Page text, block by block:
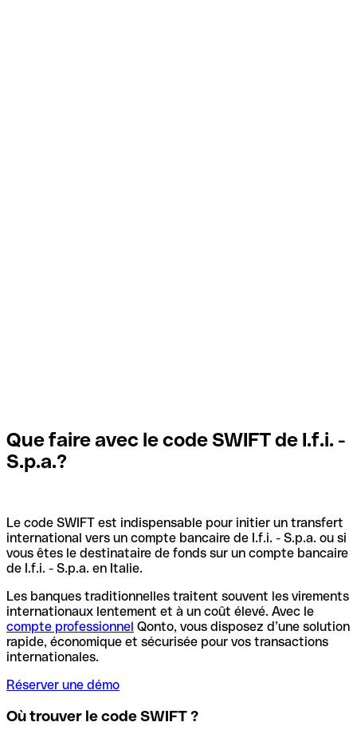
Que faire avec le code SWIFT de I.f.i. -
S.p.a.?
Le code SWIFT est indispensable pour initier un transfert
international vers un compte bancaire de I.f.i. - S.p.a. ou si
vous êtes le destinataire de fonds sur un compte bancaire
de I.f.i. - S.p.a. en Italie.
Les banques traditionnelles traitent souvent les virements
internationaux lentement et à un coût élevé. Avec le
compte professionnel Qonto, vous disposez d’une solution
rapide, économique et sécurisée pour vos transactions
internationales.
Réserver une démo
Où trouver le code SWIFT ?